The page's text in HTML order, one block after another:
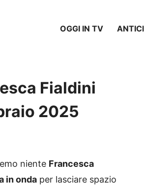
OGGI IN TV
Fialdini
2025
niente Francesca
in onda per lasciare spazio